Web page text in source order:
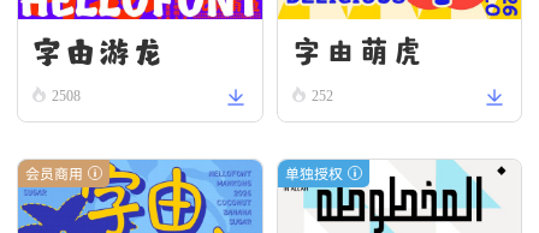
字由游龙
2508
字由萌虎
252
会员商用 单独授权